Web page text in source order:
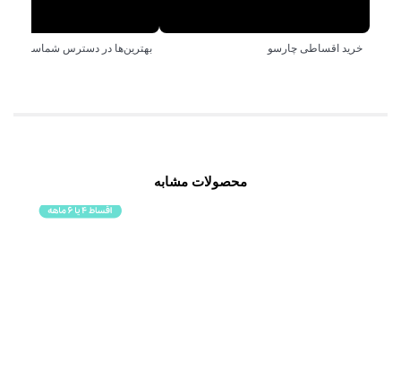
خرید اقساطی چارسو بهترین‌ها در دسترس شماست!
محصولات مشابه